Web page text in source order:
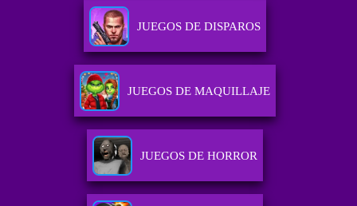
JUEGOS DE DISPAROS
JUEGOS DE MAQUILLAJE
JUEGOS DE HORROR